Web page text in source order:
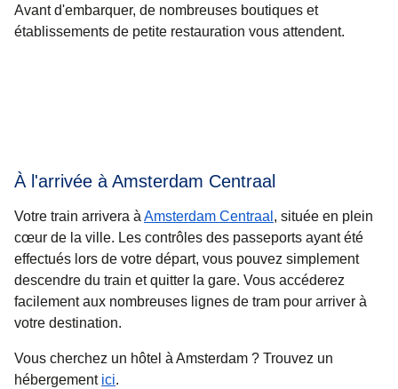
Avant d'embarquer, de nombreuses boutiques et
établissements de petite restauration vous attendent.
À l'arrivée à Amsterdam Centraal
Votre train arrivera àAmsterdam Centraal , située en plein
cœur de la ville. Les contrôles des passeports ayant été
effectués lors de votre départ, vous pouvez simplement
descendre du train et quitter la gare. Vous accéderez
facilement aux nombreuses lignes de tram pour arriver à
votre destination.
Vous cherchez un hôtel à Amsterdam ? Trouvez un
hébergement ici.